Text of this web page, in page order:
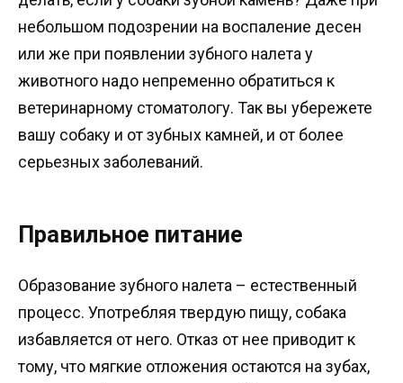
небольшом подозрении на воспаление десен
или же при появлении зубного налета у
животного надо непременно обратиться к
ветеринарному стоматологу. Так вы убережете
вашу собаку и от зубных камней, и от более
серьезных заболеваний.
Правильное питание
Образование зубного налета – естественный
процесс. Употребляя твердую пищу, собака
избавляется от него. Отказ от нее приводит к
тому, что мягкие отложения остаются на зубах,